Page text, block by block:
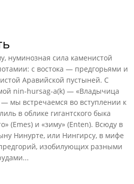
нуминозная сила каменистой
с востока — предгорьями и
Аравийской пустыней. С
nin-hursag-a(k) — «Владычица
— мы встречаемся во вступлении к
в облике гигантского быка
(Emes) и «зиму» (Enten). Всюду в
Нинурте, или Нингирсу, в мифе
изобилующих разными